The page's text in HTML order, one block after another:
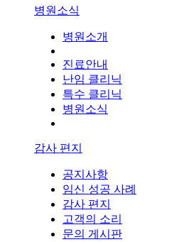
병원소식
병원소개
진료안내
난임 클리닉
특수 클리닉
병원소식
감사 편지
공지사항
임신 성공 사례
감사 편지
고객의 소리
문의 게시판